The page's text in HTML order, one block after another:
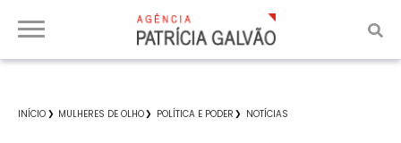
INÍCIO MULHERES DE OLHO POLÍTICA E PODER NOTÍCIAS